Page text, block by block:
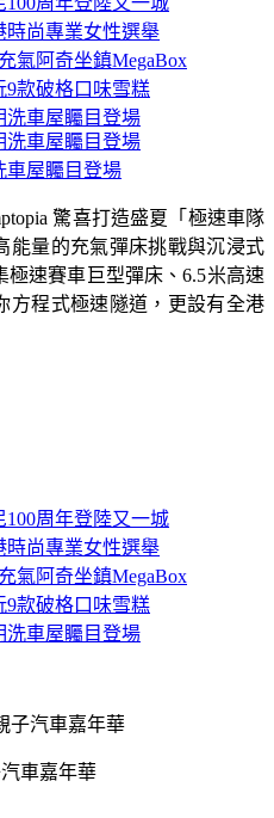
車屋矚目登場
驚喜打造盛夏「極速車隊
能量的充氣彈床挑戰與沉浸式
極速賽車巨型彈床、6.5米高速
方程式極速隧道，更設有全港
子汽車嘉年華